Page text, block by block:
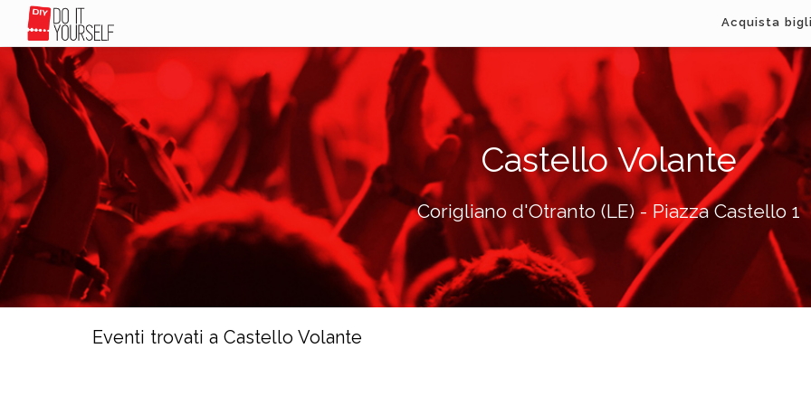
Acquista
Castello Volante
Corigliano d'Otranto (LE) - Piazza Castello 1
Eventi trovati a Castello Volante